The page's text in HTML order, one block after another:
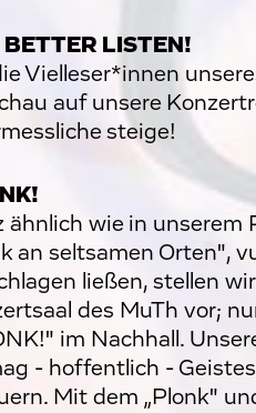
BETTER LISTEN!
Vielleser*innen
auf unsere
steige!
ähnlich wie in unserem
an seltsamen Orten",
ließen, stellen
des MuTh vor;
im Nachhall.
- hoffentlich -
Mit dem „Plonk"